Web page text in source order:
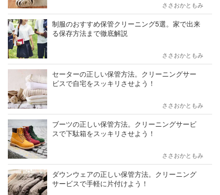
ささおかともみ
制服のおすすめ保管クリーニング5選。家で出来
る保存方法まで徹底解説
ささおかともみ
セーターの正しい保管方法。クリーニングサー
ビスで自宅をスッキリさせよう！
ささおかともみ
ブーツの正しい保管方法。クリーニングサービ
スで下駄箱をスッキリさせよう！
ささおかともみ
ダウンウェアの正しい保管方法。クリーニング
サービスで手軽に片付けよう！